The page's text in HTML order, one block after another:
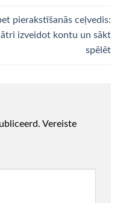
pierakstīšanās ceļvedis:
ātri izveidot kontu un sākt
spēlēt
Vereiste